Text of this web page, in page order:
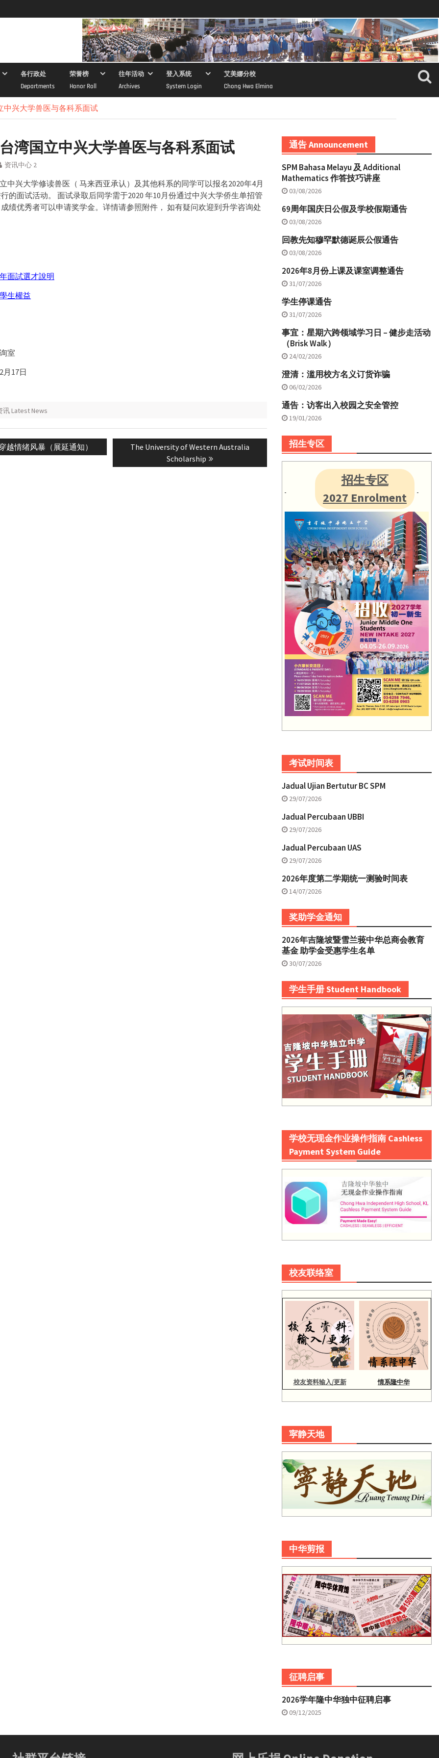
各行政处
Departments
荣誉榜
Honor Roll
往年活动
Archives
登入系统
System Login
艾美娜分校
Chong Hwa Elmina
中兴大学兽医与各科系面试
湾国立中兴大学兽医与各科系面试
资讯中心 2
中兴大学修读兽医（ 马来西亚承认）及其他科系的同学可以报名2020年4月
的面试活动。 面试录取后同学需于2020 年10月份通过中兴大学侨生单招管
绩优秀者可以申请奖学金。详情请参照附件， 如有疑问欢迎到升学咨询处
面試選才說明
生權益
室
月17日
Latest News
越情绪风暴（展延通知）
Next
The University of Western Australia
Scholarship
通告 Announcement
SPM Bahasa Melayu 及 Additional
Mathematics 作答技巧讲座
03/08/2026
69周年国庆日公假及学校假期通告
03/08/2026
回教先知穆罕默德诞辰公假通告
03/08/2026
2026年8月份上课及课室调整通告
31/07/2026
学生停课通告
31/07/2026
事宜：星期六跨领域学习日 – 健步走活动
（Brisk Walk）
24/02/2026
澄清：滥用校方名义订货诈骗
06/02/2026
通告：访客出入校园之安全管控
19/01/2026
招生专区
招生专区
2027 Enrolment
考试时间表
Jadual Ujian Bertutur BC SPM
29/07/2026
Jadual Percubaan UBBI
29/07/2026
Jadual Percubaan UAS
29/07/2026
2026年度第二学期统一测验时间表
14/07/2026
奖助学金通知
2026年吉隆坡暨雪兰莪中华总商会教育
基金 助学金受惠学生名单
30/07/2026
学生手册 Student Handbook
学校无现金作业操作指南 Cashless
Payment System Guide
校友联络室
校友资料输入/更新 情系隆中华
寜静天地
中华剪报
征聘启事
2026学年隆中华独中征聘启事
09/12/2025